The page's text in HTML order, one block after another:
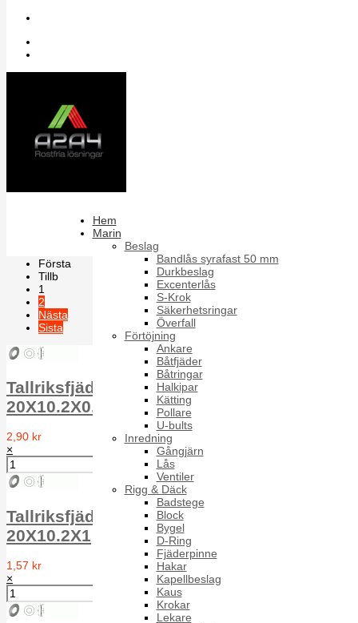
Hem
Marin
Beslag
Bandlås syrafast 50 mm
Durkbeslag
Excenterlås
S-Krok
Säkerhetsringar
Överfall
Förtöjning
Ankare
Båtfjäder
Båtringar
Halkipar
Kätting
Pollare
U-bults
Inredning
Gångjärn
Lås
Ventiler
Rigg & Däck
Badstege
Block
Bygel
D-Ring
Fjäderpinne
Hakar
Kapellbeslag
Kaus
Krokar
Lekare
Sök bland artiklar
Rostfri tallriksfjäder enligt din 2093
Sortera på
Artikelnummer +/-
Resultat 1 - 18 av 20
Första
Tillb
1
2
Nästa
Sista
Tallriksfjäder TF FS DIN 2093 1.4310
20X10.2X0.8
2,90 kr
×
Tallriksfjäder TF FS DIN 2093 1.4310
20X10.2X1
1,57 kr
×